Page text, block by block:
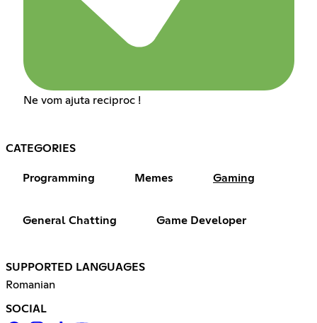
Ne vom ajuta reciproc !
CATEGORIES
Programming Memes Gaming
General Chatting Game Developer
SUPPORTED LANGUAGES
Romanian
SOCIAL